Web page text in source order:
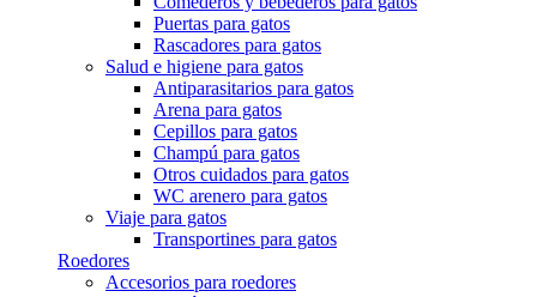
Puertas para gatos
Rascadores para gatos
Salud e higiene para gatos
Antiparasitarios para gatos
Arena para gatos
Cepillos para gatos
Champú para gatos
Otros cuidados para gatos
WC arenero para gatos
Viaje para gatos
Transportines para gatos
Roedores
Accesorios para roedores